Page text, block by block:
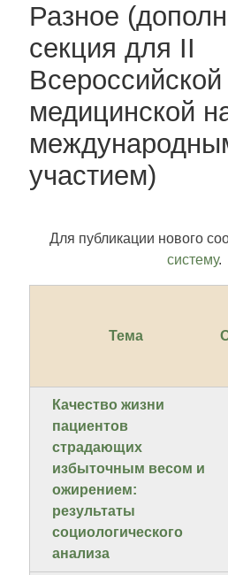
Разное
секция для II
медицинской
участием)
Для публикации нового
систему.
Тема
Качество жизни
пациентов
страдающих
избыточным весом и
ожирением:
результаты
социологического
анализа